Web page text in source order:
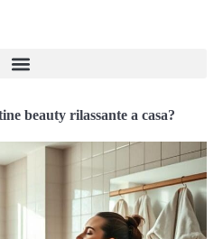
beauty rilassante a casa?